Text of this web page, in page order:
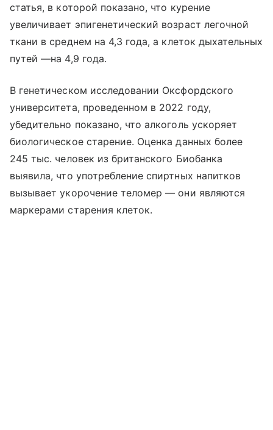
статья, в которой показано, что курение
увеличивает эпигенетический возраст легочной
ткани в среднем на 4,3 года, а клеток дыхательных
путей —на 4,9 года.
В генетическом исследовании Оксфордского
университета, проведенном в 2022 году,
убедительно показано, что алкоголь ускоряет
биологическое старение. Оценка данных более
245 тыс. человек из британского Биобанка
выявила, что употребление спиртных напитков
вызывает укорочение теломер — они являются
маркерами старения клеток.